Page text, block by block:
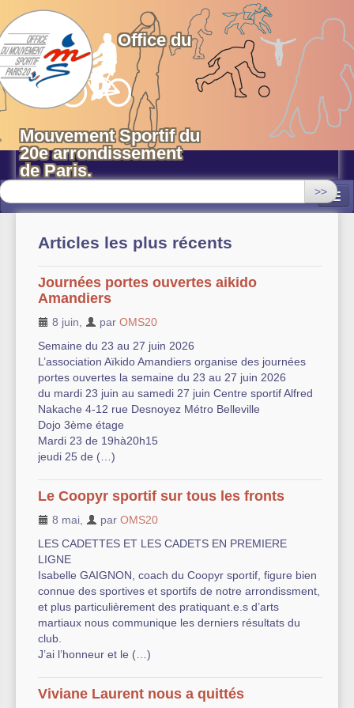
OMS 20 Paris
Office du
Mouvement Sportif du
20e arrondissement
de Paris.
>>
Equipements sportifs municipaux
OMS 20
Evénements
Actualités
Autre équipement sportif
Actualités des associations
Articles les plus récents
Journées portes ouvertes aikido
Amandiers
8 juin par OMS20
Semaine du 23 au 27 juin 2026
L’association Aïkido Amandiers organise des journées
portes ouvertes la semaine du 23 au 27 juin 2026
du mardi 23 juin au samedi 27 juin Centre sportif Alfred
Nakache 4-12 rue Desnoyez Métro Belleville
Dojo 3ème étage
Mardi 23 de 19hà20h15
jeudi 25 de (…)
Le Coopyr sportif sur tous les fronts
8 mai par OMS20
LES CADETTES ET LES CADETS EN PREMIERE
LIGNE
Isabelle GAIGNON, coach du Coopyr sportif, figure bien
connue des sportives et sportifs de notre arrondissment,
et plus particulièrement des pratiquant.e.s d’arts
martiaux nous communique les derniers résultats du
club.
J’ai l’honneur et le (…)
Viviane Laurent nous a quittés